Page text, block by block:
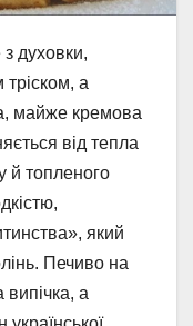
духовки,
тріском, а
майже кремова
від тепла
й топленого
який
Печиво на
а